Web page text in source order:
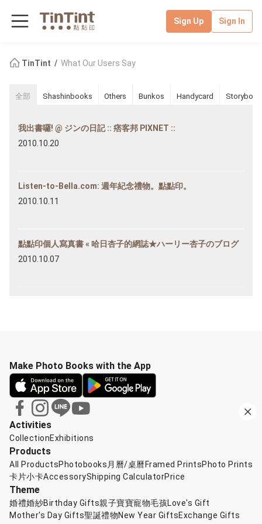
Sign Up Sign In
TinTint What Our Users Say
全部 Shashinbooks Others Bunkos Handycard
我出書囉! @ ジンの日記 :: 痞客邦 PIXNET ::
2010.10.20
Listen-to-Bella.com: 週年紀念禮物。點點印。
2010.10.11
點點印個人寫真書 « 哈日杏子的網誌★ハーリー杏子のブログ
2010.10.07
Activities
CollectionExhibitions
Products
All ProductsPhotobooks 月曆/桌曆 Framed PrintsPhoto Prints
卡片小卡AccessoryShipping CalculatorPrice
Theme
婚禮婚紗Birthday Gifts親子寶寶寵物毛孩Love's Gift
Mother's Day Gifts聖誕禮物New Year GiftsExchange Gifts
Make Photo Books with the App